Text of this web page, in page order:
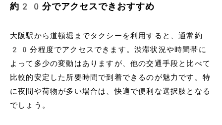
約20分でアクセスできおすすめ
大阪駅から道頓堀までタクシーを利用すると、通常約
20分程度でアクセスできます。渋滞状況や時間帯に
よって多少の変動はありますが、他の交通手段と比べて
比較的安定した所要時間で到着できるのが魅力です。特
に夜間や荷物が多い場合は、快適で便利な選択肢となる
でしょう。